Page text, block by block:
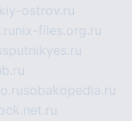
ostrov.ru
nix-files.org.ru
sputnikyes.ru
sobakopedia.ru